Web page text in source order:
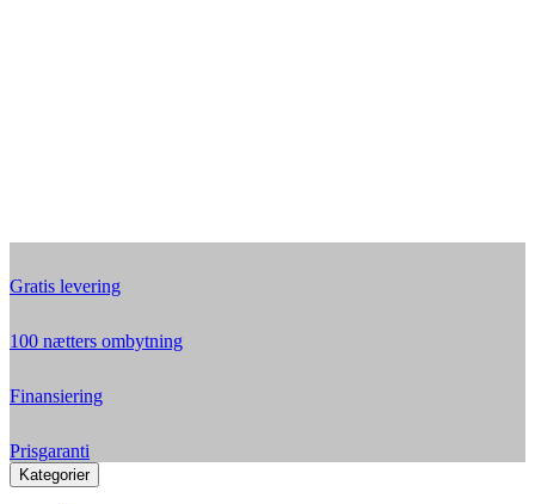
Gratis levering
100 nætters ombytning
Finansiering
Prisgaranti
Kategorier